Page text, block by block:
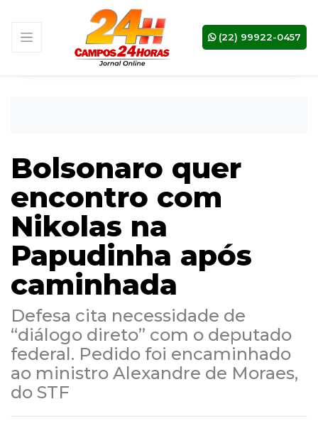
(22) 99922-0457
Bolsonaro quer
encontro com
Nikolas na
Papudinha após
caminhada
Defesa cita necessidade de
“diálogo direto” com o deputado
federal. Pedido foi encaminhado
ao ministro Alexandre de Moraes,
do STF